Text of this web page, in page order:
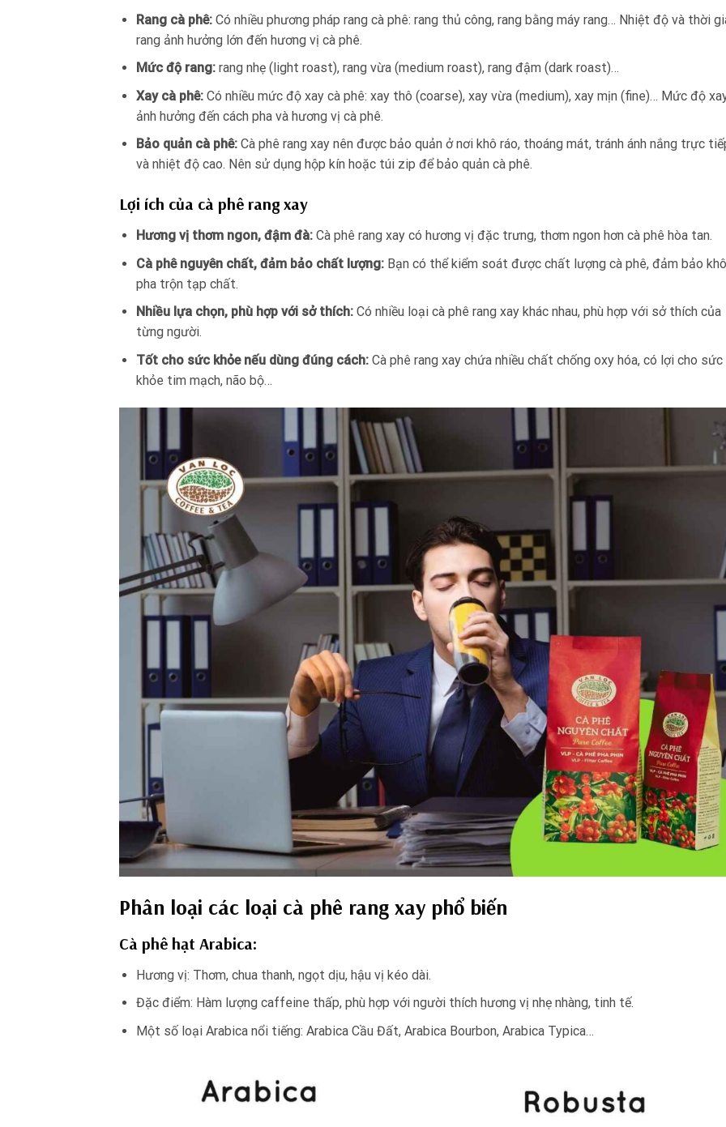
Rang cà phê:Có nhiều phương pháp rang cà phê: rang thủ công, rang bằng máy rang… Nhiệt độ và thời
rang ảnh hưởng lớn đến hương vị cà phê.
Mức độ rang:rang nhẹ (light roast), rang vừa (medium roast), rang đậm (dark roast)…
Xay cà phê:Có nhiều mức độ xay cà phê: xay thô (coarse), xay vừa (medium), xay mịn (fine)… Mức độ
ảnh hưởng đến cách pha và hương vị cà phê.
Bảo quản cà phê:Cà phê rang xay nên được bảo quản ở nơi khô ráo, thoáng mát, tránh ánh nắng trực
và nhiệt độ cao. Nên sử dụng hộp kín hoặc túi zip để bảo quản cà phê.
Lợi ích của cà phê rang xay
Hương vị thơm ngon, đậm đà:Cà phê rang xay có hương vị đặc trưng, thơm ngon hơn cà phê hòa tan.
Cà phê nguyên chất, đảm bảo chất lượng:Bạn có thể kiểm soát được chất lượng cà phê, đảm bảo
pha trộn tạp chất.
Nhiều lựa chọn, phù hợp với sở thích:Có nhiều loại cà phê rang xay khác nhau, phù hợp với sở thích của
từng người.
Tốt cho sức khỏe nếu dùng đúng cách:Cà phê rang xay chứa nhiều chất chống oxy hóa, có lợi cho sức
khỏe tim mạch, não bộ…
Phân loại các loại cà phê rang xay phổ biến
Cà phê hạt Arabica:
Hương vị: Thơm, chua thanh, ngọt dịu, hậu vị kéo dài.
Đặc điểm: Hàm lượng caffeine thấp, phù hợp với người thích hương vị nhẹ nhàng, tinh tế.
Một số loại Arabica nổi tiếng: Arabica Cầu Đất, Arabica Bourbon, Arabica Typica…